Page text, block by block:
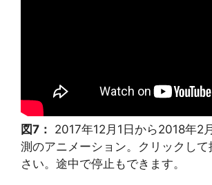
図7： 2017年12月1日から2018年2
測のアニメーション。クリックし
さい。途中で停止もできます。